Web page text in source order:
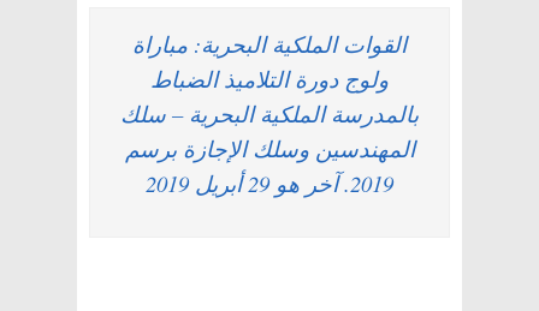
القوات الملكية البحرية: مباراة
ولوج دورة التلاميذ الضباط
بالمدرسة الملكية البحرية – سلك
المهندسين وسلك الإجازة برسم
2019. آخر هو 29 أبريل 2019